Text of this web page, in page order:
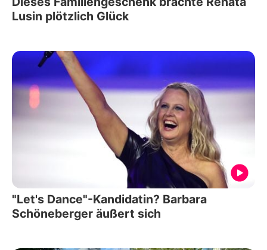
Lusin plötzlich Glück
"Let's Dance"-Kandidatin? Barbara
Schöneberger äußert sich